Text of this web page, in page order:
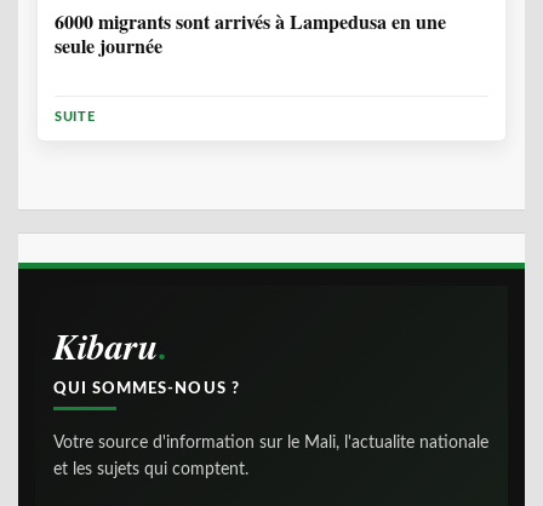
6000 migrants sont arrivés à Lampedusa en une
seule journée
SUITE
Kibaru
QUI SOMMES-NOUS ?
Votre source d'information sur le Mali, l'actualite nationale
et les sujets qui comptent.